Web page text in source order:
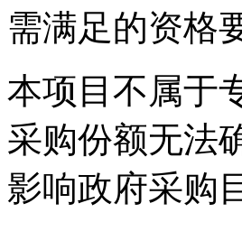
需满足的资格
本项目不属于
采购份额无法
影响政府采购